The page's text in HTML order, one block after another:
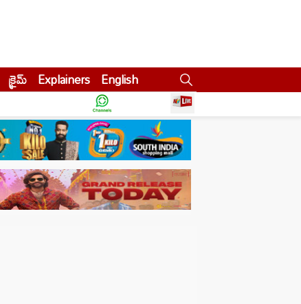
క్రైమ్ Explainers English